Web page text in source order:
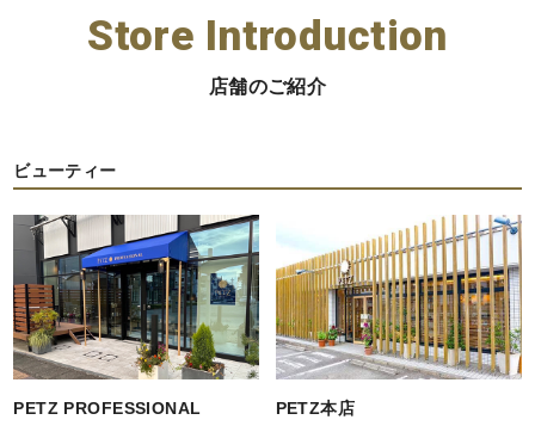
Store Introduction
店舗のご紹介
ビューティー
PETZ PROFESSIONAL PETZ本店